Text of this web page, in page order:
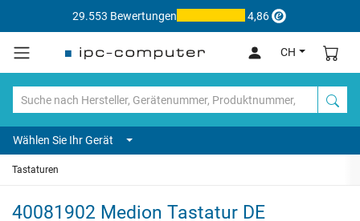
29.553 Bewertungen 4,86
CH
Wählen Sie Ihr Gerät
Tastaturen
40081902 Medion Tastatur DE